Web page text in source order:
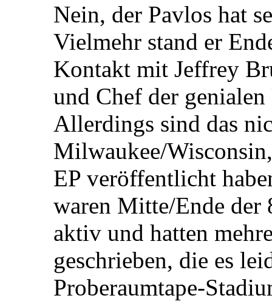
Nein, der Pavlos hat
Vielmehr stand er
Kontakt mit Jeffrey
und Chef der
Allerdings sind das
Milwaukee/
EP veröffentlicht
waren Mitte/Ende der
aktiv und hatten
geschrieben, die es
Proberaumtape-